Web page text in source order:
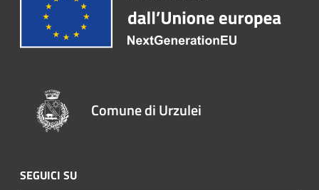
Comune di Urzulei
SEGUICI SU